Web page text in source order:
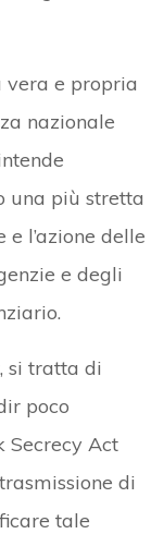
e propria
nazionale
una più stretta
l’azione delle
e degli
si tratta di
poco
Secrecy Act
di
tale